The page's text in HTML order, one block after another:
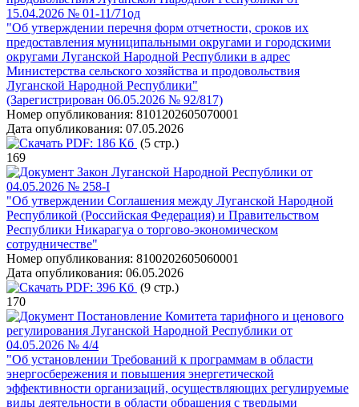
15.04.2026 № 01-11/71од
"Об утверждении перечня форм отчетности, сроков их
предоставления муниципальными округами и городскими
округами Луганской Народной Республики в адрес
Министерства сельского хозяйства и продовольствия
Луганской Народной Республики"
(Зарегистрирован 06.05.2026 № 92/817)
Номер опубликования: 8101202605070001
Дата опубликования: 07.05.2026
PDF: 186 Кб (5 стр.)
169
Закон Луганской Народной Республики от
04.05.2026 № 258-I
"Об утверждении Соглашения между Луганской Народной
Республикой (Российская Федерация) и Правительством
Республики Никарагуа о торгово-экономическом
сотрудничестве"
Номер опубликования: 8100202605060001
Дата опубликования: 06.05.2026
PDF: 396 Кб (9 стр.)
170
Постановление Комитета тарифного и ценового
регулирования Луганской Народной Республики от
04.05.2026 № 4/4
"Об установлении Требований к программам в области
энергосбережения и повышения энергетической
эффективности организаций, осуществляющих регулируемые
виды деятельности в области обращения с твердыми